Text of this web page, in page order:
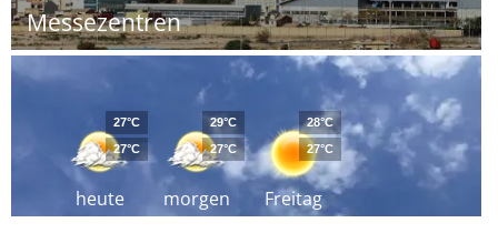
Messezentren
heute
27°C
27°C
morgen
29°C
27°C
Freitag
28°C
27°C